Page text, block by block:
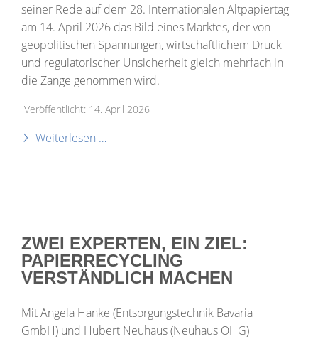
seiner Rede auf dem 28. Internationalen Altpapiertag
am 14. April 2026 das Bild eines Marktes, der von
geopolitischen Spannungen, wirtschaftlichem Druck
und regulatorischer Unsicherheit gleich mehrfach in
die Zange genommen wird.
Veröffentlicht: 14. April 2026
Weiterlesen …
ZWEI EXPERTEN, EIN ZIEL:
PAPIERRECYCLING
VERSTÄNDLICH MACHEN
Mit Angela Hanke (Entsorgungstechnik Bavaria
GmbH) und Hubert Neuhaus (Neuhaus OHG)